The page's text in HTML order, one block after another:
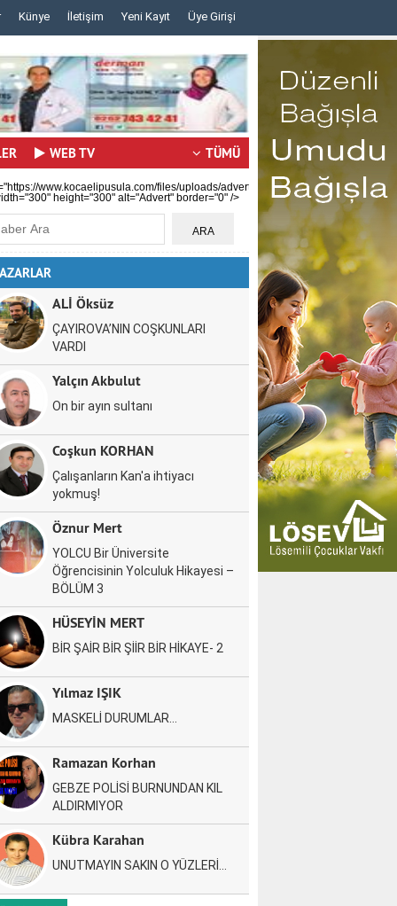
Künye İletişim Yeni Kayıt Üye Girişi
WEB TV TÜMÜ
www.kocaelipusula.com/files/uploads/advert/c59b0ea80a.jpg"
height="300" alt="Advert" border="0" />
ALİ Öksüz
ÇAYIROVA’NIN COŞKUNLARI
VARDI
Yalçın Akbulut
On bir ayın sultanı
Coşkun KORHAN
Çalışanların Kan'a ihtiyacı
yokmuş!
Öznur Mert
YOLCU Bir Üniversite
Öğrencisinin Yolculuk Hikayesi –
BÖLÜM 3
HÜSEYİN MERT
BİR ŞAİR BİR ŞİİR BİR HİKAYE- 2
Yılmaz IŞIK
MASKELİ DURUMLAR…
Ramazan Korhan
GEBZE POLİSİ BURNUNDAN KIL
ALDIRMIYOR
Kübra Karahan
UNUTMAYIN SAKIN O YÜZLERİ…